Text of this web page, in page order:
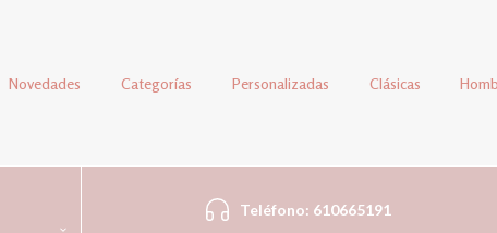
Novedades Categorías Personalizadas Clásicas
Teléfono: 610665191